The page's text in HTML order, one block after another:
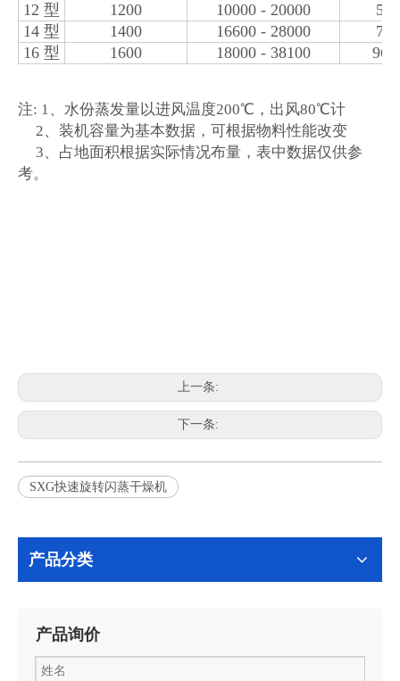
12 型
1200 10000 - 20000
14 型
1400 16600 - 28000
16 型
1600 18000 - 38100
注: 1、水份蒸发量以进风温度200℃，出风80℃计
2、装机容量为基本数据，可根据物料性能改变
3、占地面积根据实际情况布量，表中数据仅供参
考。
上一条:
下一条:
SXG快速旋转闪蒸干燥机
产品分类
产品询价